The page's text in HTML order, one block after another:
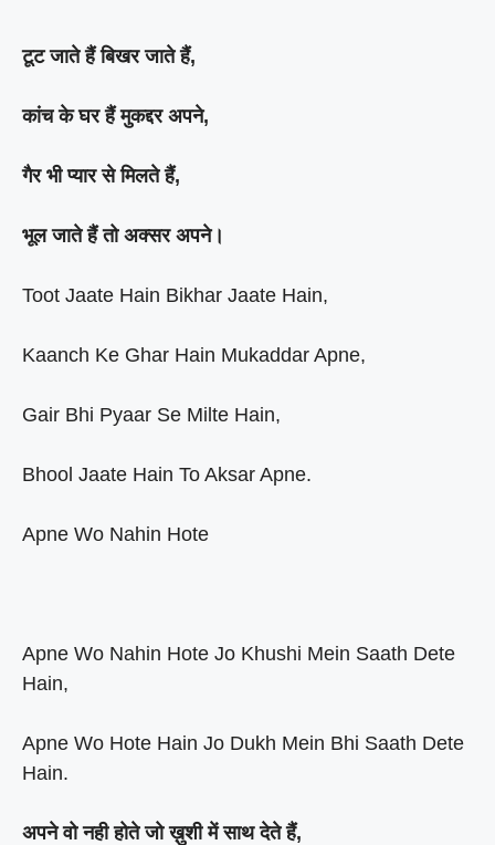
टूट जाते हैं बिखर जाते हैं,
कांच के घर हैं मुकद्दर अपने,
गैर भी प्यार से मिलते हैं,
भूल जाते हैं तो अक्सर अपने।
Toot Jaate Hain Bikhar Jaate Hain,
Kaanch Ke Ghar Hain Mukaddar Apne,
Gair Bhi Pyaar Se Milte Hain,
Bhool Jaate Hain To Aksar Apne.
Apne Wo Nahin Hote
Apne Wo Nahin Hote Jo Khushi Mein Saath Dete
Hain,
Apne Wo Hote Hain Jo Dukh Mein Bhi Saath Dete
Hain.
अपने वो नही होते जो ख़ुशी में साथ देते हैं,